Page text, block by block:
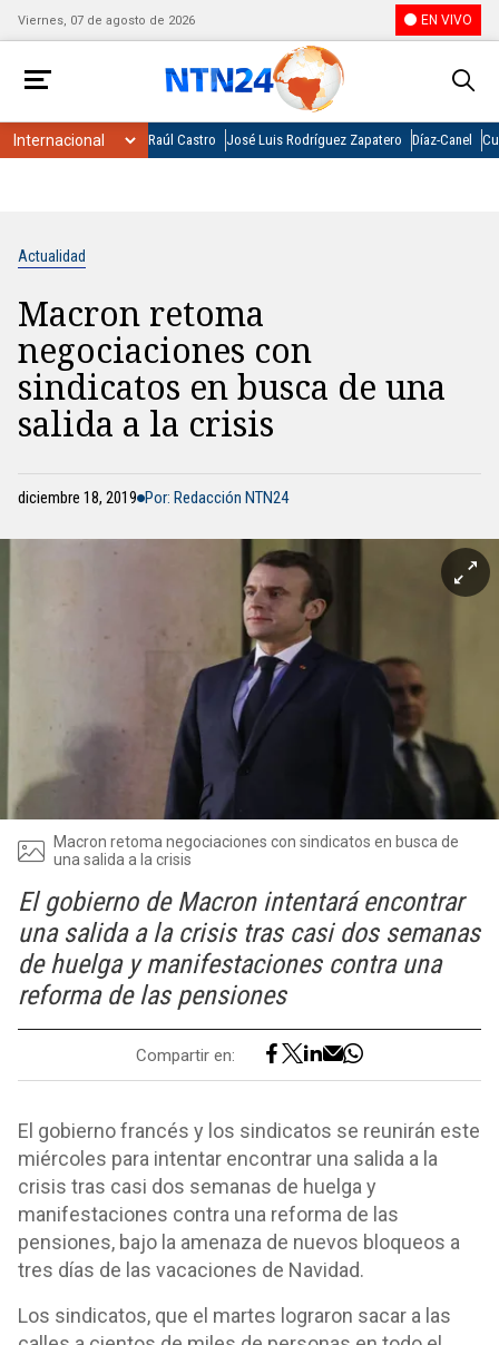
Viernes, 07 de agosto de 2026 EN VIVO
Raúl Castro José Luis Rodríguez Zapatero Díaz-Canel
Actualidad
Macron retoma
negociaciones con
sindicatos en busca de una
salida a la crisis
diciembre 18, 2019 Por: Redacción NTN24
Macron retoma negociaciones con sindicatos en busca de
una salida a la crisis
El gobierno de Macron intentará encontrar
una salida a la crisis tras casi dos semanas
de huelga y manifestaciones contra una
reforma de las pensiones
Compartir en:
El gobierno francés y los sindicatos se reunirán este
miércoles para intentar encontrar una salida a la
crisis tras casi dos semanas de huelga y
manifestaciones contra una reforma de las
pensiones, bajo la amenaza de nuevos bloqueos a
tres días de las vacaciones de Navidad.
Los sindicatos, que el martes lograron sacar a las